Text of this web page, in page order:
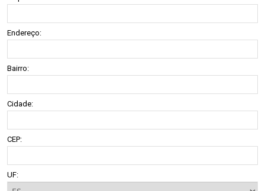
Endereço:
Bairro:
Cidade:
CEP:
UF: